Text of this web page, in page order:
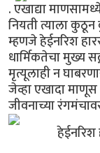
. एखाद्या
नियती त्याला
म्हणजे हेईनरिश
धार्मिकतेचा मुख्य
मृत्यूलाही न
जेव्हा एखादा माणूस
जीवनाच्या
हेईनरिश